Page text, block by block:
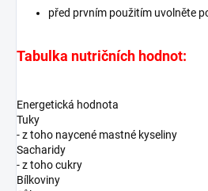
před prvním použitím uvolněte
Tabulka nutričních hodnot:
Energetická hodnota
Tuky
- z toho naycené mastné kyseliny
Sacharidy
- z toho cukry
Bílkoviny